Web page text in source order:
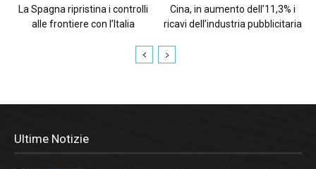
La Spagna ripristina i controlli
alle frontiere con l’Italia
Cina, in aumento dell’11,3% i
ricavi dell’industria pubblicitaria
Ultime Notizie